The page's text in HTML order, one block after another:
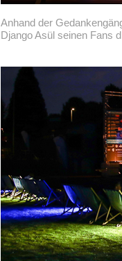
Anhand der
Django Asül seinen Fans